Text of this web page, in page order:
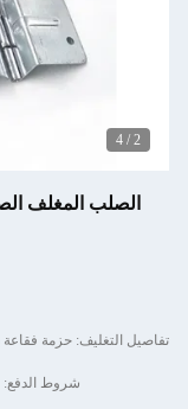
2
/
4
الصلب المغلف
شروط الدفع: T / T ، D / A ، L / C ، D / P ، ويسترن يونيون ، موني جرام